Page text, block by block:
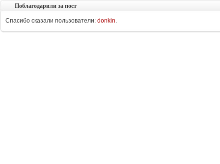
Поблагодарили за пост
Спасибо сказали пользователи: donkin.